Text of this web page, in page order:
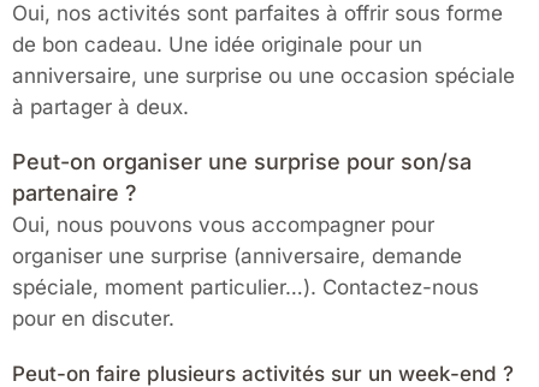
Oui, nos activités sont parfaites à offrir sous forme
de bon cadeau. Une idée originale pour un
anniversaire, une surprise ou une occasion spéciale
à partager à deux.
Peut-on organiser une surprise pour son/sa
partenaire ?
Oui, nous pouvons vous accompagner pour
organiser une surprise (anniversaire, demande
spéciale, moment particulier…). Contactez-nous
pour en discuter.
Peut-on faire plusieurs activités sur un week-end ?